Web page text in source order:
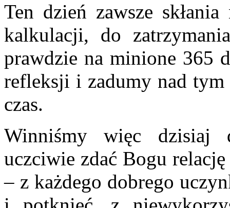
Ten dzień zawsze
kalkulacji, do
prawdzie na minione 365
refleksji i zadumy nad
czas.
Winniśmy więc dzisiaj
uczciwie zdać Bogu
– z każdego dobrego